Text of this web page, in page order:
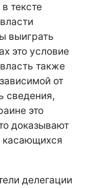
тексте
выиграть
это условие
также
от
сведения,
это
доказывают
касающихся
делегации